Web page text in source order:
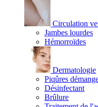
Circulation
Jambes lourdes
Hémorroïdes
Dermatologie
Piqûres
Désinfectant
Brûlure